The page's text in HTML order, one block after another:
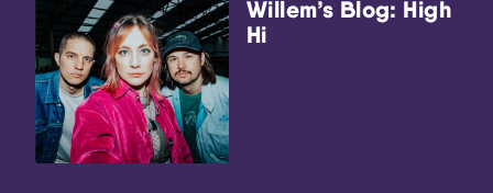
Willem’s Blog: High
Hi